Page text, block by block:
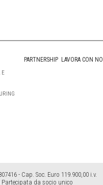
E
PARTNERSHIP LAVORA CON NOI
- Cap. Soc. Euro 119.900,00 i.v.
da socio unico